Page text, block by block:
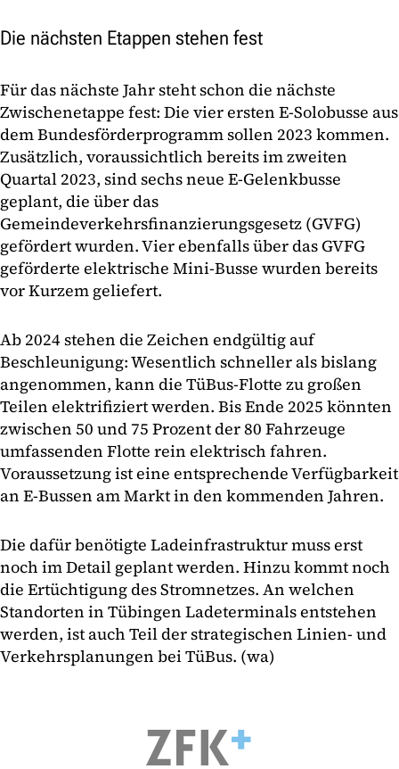
Die nächsten Etappen stehen fest
Für das nächste Jahr steht schon die nächste
Zwischenetappe fest: Die vier ersten E-Solobusse aus
dem Bundesförderprogramm sollen 2023 kommen.
Zusätzlich, voraussichtlich bereits im zweiten
Quartal 2023, sind sechs neue E-Gelenkbusse
geplant, die über das
Gemeindeverkehrsfinanzierungsgesetz (GVFG)
gefördert wurden. Vier ebenfalls über das GVFG
geförderte elektrische Mini-Busse wurden bereits
vor Kurzem geliefert.
Ab 2024 stehen die Zeichen endgültig auf
Beschleunigung: Wesentlich schneller als bislang
angenommen, kann die TüBus-Flotte zu großen
Teilen elektrifiziert werden. Bis Ende 2025 könnten
zwischen 50 und 75 Prozent der 80 Fahrzeuge
umfassenden Flotte rein elektrisch fahren.
Voraussetzung ist eine entsprechende Verfügbarkeit
an E-Bussen am Markt in den kommenden Jahren.
Die dafür benötigte Ladeinfrastruktur muss erst
noch im Detail geplant werden. Hinzu kommt noch
die Ertüchtigung des Stromnetzes. An welchen
Standorten in Tübingen Ladeterminals entstehen
werden, ist auch Teil der strategischen Linien- und
Verkehrsplanungen bei TüBus. (wa)